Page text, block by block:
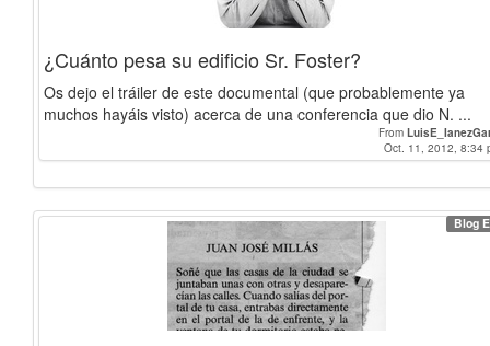
¿Cuánto pesa su edificio Sr. Foster?
Os dejo el tráiler de este documental (que probablemente ya
muchos hayáis visto) acerca de una conferencia que dio N. ...
From
Oct. 11, 2012, 8:34
Blog